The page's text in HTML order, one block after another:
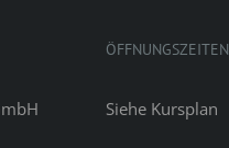
ÖFFNUNGSZEITEN
Siehe Kursplan